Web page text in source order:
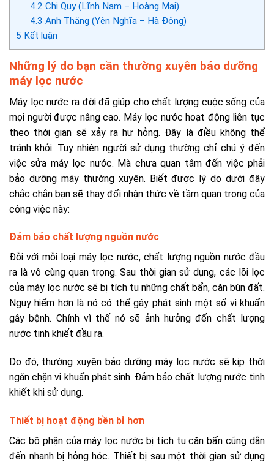
4.2 Chị Quy (Lĩnh Nam – Hoàng Mai)
4.3 Anh Thắng (Yên Nghĩa – Hà Đông)
5 Kết luận
Những lý do bạn cần thường xuyên bảo dưỡng
máy lọc nước
Máy lọc nước ra đời đã giúp cho chất lượng cuộc sống của
mọi người được nâng cao. Máy lọc nước hoạt động liên tục
theo thời gian sẽ xảy ra hư hỏng. Đây là điều không thể
tránh khỏi. Tuy nhiên người sử dụng thường chỉ chú ý đến
việc sửa máy lọc nước. Mà chưa quan tâm đến việc phải
bảo dưỡng máy thường xuyên. Biết được lý do dưới đây
chắc chắn bạn sẽ thay đổi nhận thức về tầm quan trọng của
công việc này:
Đảm bảo chất lượng nguồn nước
Đỗi với mỗi loại máy lọc nước, chất lượng nguồn nước đầu
ra là vô cùng quan trọng. Sau thời gian sử dụng, các lõi lọc
của máy lọc nước sẽ bị tích tụ những chất bẩn, cặn bùn đất.
Nguy hiểm hơn là nó có thể gây phát sinh một số vi khuẩn
gây bệnh. Chính vì thế nó sẽ ảnh hưởng đến chất lượng
nước tinh khiết đầu ra.
Do đó, thường xuyên bảo dưỡng máy lọc nước sẽ kịp thời
ngăn chặn vi khuẩn phát sinh. Đảm bảo chất lượng nước tinh
khiết khi sử dụng.
Thiết bị hoạt động bền bỉ hơn
Các bộ phận của máy lọc nước bị tích tụ cặn bẩn cũng dẫn
đến nhanh bị hỏng hóc. Thiết bị sau một thời gian sử dụng